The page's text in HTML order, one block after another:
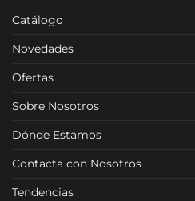
Catálogo
Novedades
Ofertas
Sobre Nosotros
Dónde Estamos
Contacta con Nosotros
Tendencias